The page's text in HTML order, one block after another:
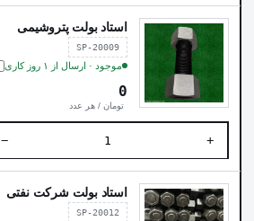
استاد بولت پتروشیمی
SP-20009
موجود · ارسال از ۱ روز کاری
0
تومان / هر عدد
+
−
استاد بولت شرکت نفتی
SP-20012